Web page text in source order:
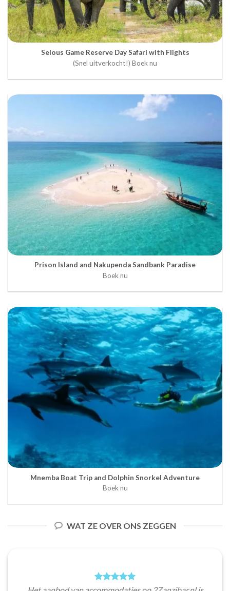
Selous Game Reserve Day Safari with Flights
(Snel uitverkocht!) Boek nu
Prison Island and Nakupenda Sandbank Paradise
Boek nu
Mnemba Boat Trip and Dolphin Snorkel Adventure
Boek nu
WAT ZE OVER ONS ZEGGEN